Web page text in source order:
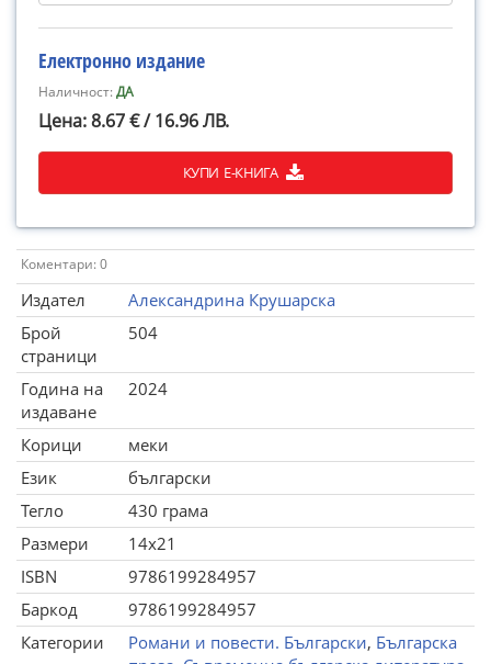
Електронно издание
Наличност:ДА
Цена: 8.67 € / 16.96 ЛВ.
КУПИ Е-КНИГА
Коментари: 0
Издател
Александрина Крушарска
Брой
страници
504
Година на
издаване
2024
Корици
меки
Език
български
Тегло
430 грама
Размери
14x21
ISBN
9786199284957
Баркод
9786199284957
Категории
Романи и повести. Български, Българска